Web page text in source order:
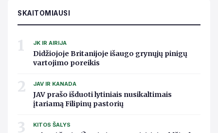
SKAITOMIAUSI
1 JK IR AIRIJA
Didžiojoje Britanijoje išaugo grynųjų pinigų
vartojimo poreikis
2 JAV IR KANADA
JAV prašo išduoti lytiniais nusikaltimais
įtariamą Filipinų pastorių
3 KITOS ŠALYS